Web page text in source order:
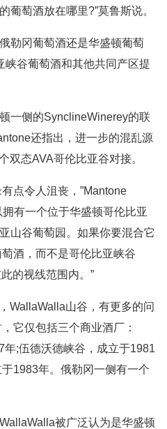
葡萄酒放在哪里?”莫鲁斯说。
勒冈葡萄酒还是华盛顿葡萄
峡谷葡萄酒和其他共同产区提
一侧的SynclineWinerey的联
还指出，进一步的混乱源
双态AVA哥伦比亚谷对接。
点令人沮丧，”Mantone
有一个位于华盛顿哥伦比亚
山谷葡萄园。如果你要混合它
酒，而不是哥伦比亚峡谷
的视线范围内。”
WallaWalla山谷，有更多的问
它仅包括三个商业酒厂：
;伍德沃德峡谷，成立于1981
1983年。俄勒冈一侧有一个
被广泛认为是华盛顿